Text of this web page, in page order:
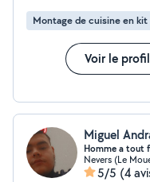
Montage de cuisine en kit
Voir le profil
Miguel
Homme a tout
Nevers (Le
5/5 (4